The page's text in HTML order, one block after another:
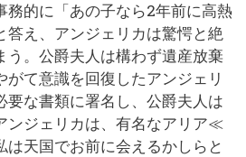
務的に「あの子なら2年前に高熱
答え、アンジェリカは驚愕と絶
う。公爵夫人は構わず遺産放棄
て意識を回復したアンジェリ
要な書類に署名し、公爵夫人は
ンジェリカは、有名なアリア≪
天国でお前に会えるかしらと